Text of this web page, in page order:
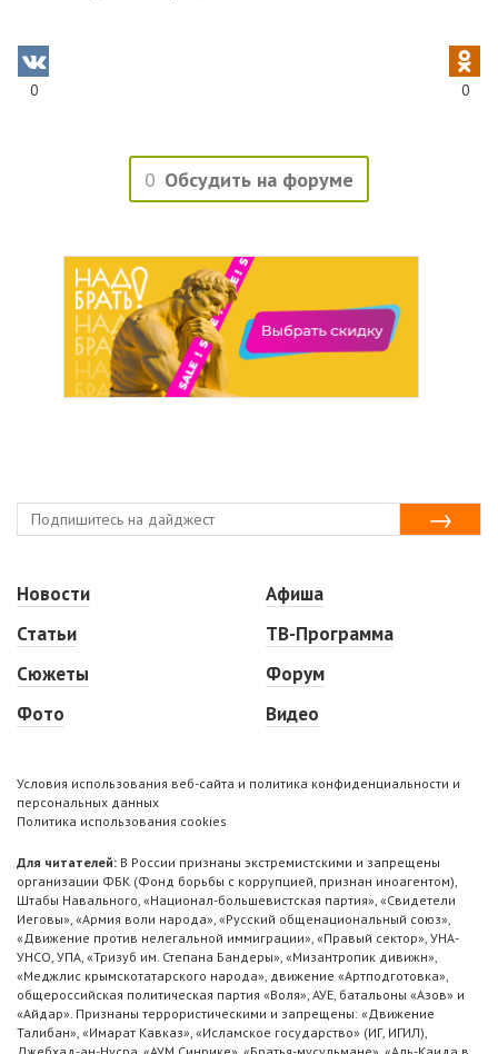
0 0
0 Обсудить на форуме
Новости
Статьи
Сюжеты
Фото
Афиша
ТВ-Программа
Форум
Видео
Условия использования веб-сайта и политика конфиденциальности и
персональных данных
Политика использования cookies
Для читателей: В России признаны экстремистскими и запрещены
организации ФБК (Фонд борьбы с коррупцией, признан иноагентом),
Штабы Навального, «Национал-большевистская партия», «Свидетели
Иеговы», «Армия воли народа», «Русский общенациональный союз»,
«Движение против нелегальной иммиграции», «Правый сектор», УНА-
УНСО, УПА, «Тризуб им. Степана Бандеры», «Мизантропик дивижн»,
«Меджлис крымскотатарского народа», движение «Артподготовка»,
общероссийская политическая партия «Воля», АУЕ, батальоны «Азов» и
«Айдар». Признаны террористическими и запрещены: «Движение
Талибан», «Имарат Кавказ», «Исламское государство» (ИГ, ИГИЛ),
Джебхад-ан-Нусра, «АУМ Синрике», «Братья-мусульмане», «Аль-Каида в